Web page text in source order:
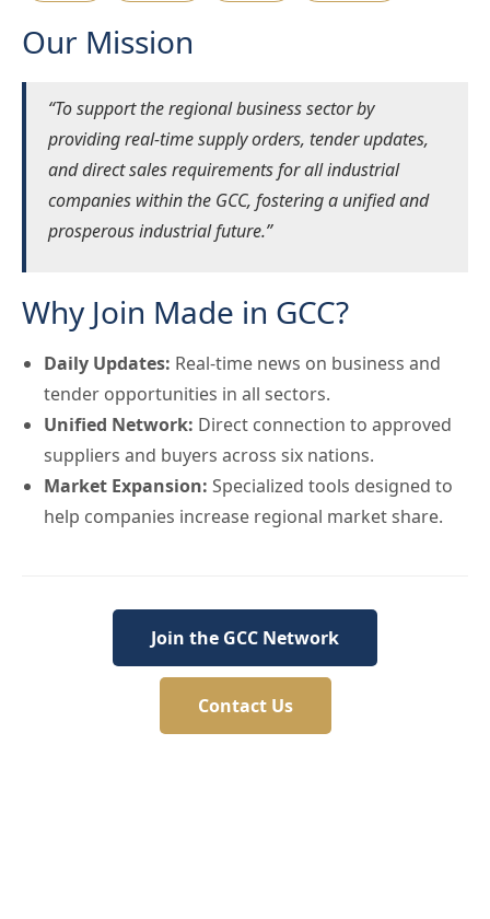
Our Mission
“To support the regional business sector by
providing real-time supply orders, tender updates,
and direct sales requirements for all industrial
companies within the GCC, fostering a unified and
prosperous industrial future.”
Why Join Made in GCC?
Daily Updates: Real-time news on business and
tender opportunities in all sectors.
Unified Network: Direct connection to approved
suppliers and buyers across six nations.
Market Expansion: Specialized tools designed to
help companies increase regional market share.
Join the GCC Network
Contact Us